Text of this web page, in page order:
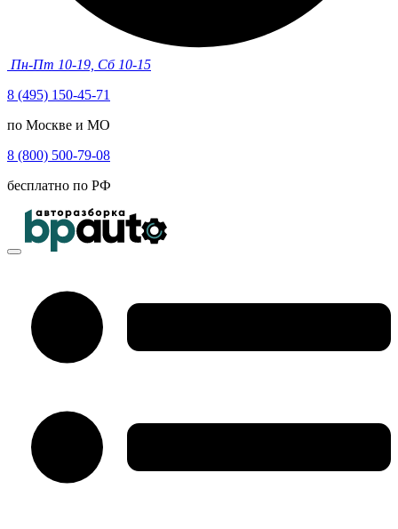
Пн-Пт 10-19, Сб 10-15
8 (495) 150-45-71
по Москве и МО
8 (800) 500-79-08
бесплатно по РФ